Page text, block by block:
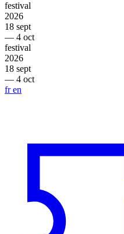
festival
2026
18 sept
— 4 oct
festival
2026
18 sept
— 4 oct
fren